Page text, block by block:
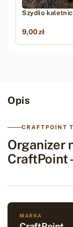
Szydło
9,00 zł
Opis
CRAFTPOINT
Organizer
CraftPoint
MARKA